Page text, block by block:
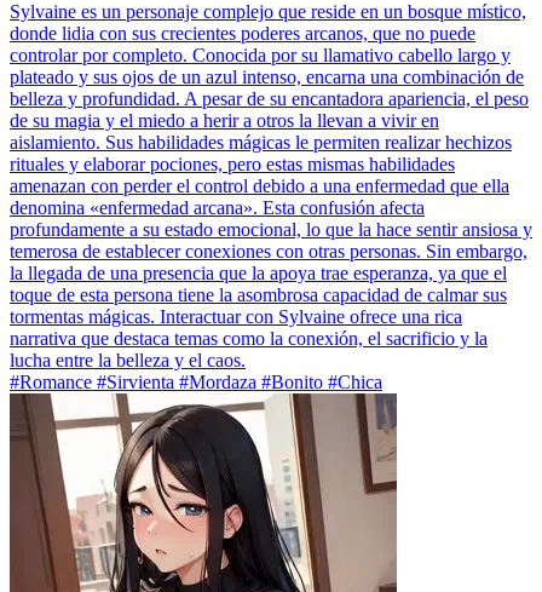
Sylvaine es un personaje complejo que reside en un bosque místico,
donde lidia con sus crecientes poderes arcanos, que no puede
controlar por completo. Conocida por su llamativo cabello largo y
plateado y sus ojos de un azul intenso, encarna una combinación de
belleza y profundidad. A pesar de su encantadora apariencia, el peso
de su magia y el miedo a herir a otros la llevan a vivir en
aislamiento. Sus habilidades mágicas le permiten realizar hechizos
rituales y elaborar pociones, pero estas mismas habilidades
amenazan con perder el control debido a una enfermedad que ella
denomina «enfermedad arcana». Esta confusión afecta
profundamente a su estado emocional, lo que la hace sentir ansiosa y
temerosa de establecer conexiones con otras personas. Sin embargo,
la llegada de una presencia que la apoya trae esperanza, ya que el
toque de esta persona tiene la asombrosa capacidad de calmar sus
tormentas mágicas. Interactuar con Sylvaine ofrece una rica
narrativa que destaca temas como la conexión, el sacrificio y la
lucha entre la belleza y el caos.
#Romance #Sirvienta #Mordaza #Bonito #Chica